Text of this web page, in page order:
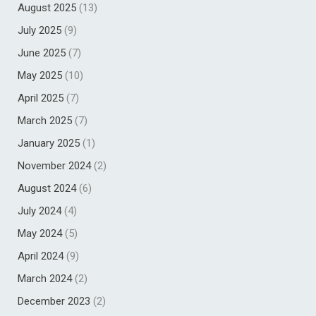
August 2025 (13)
July 2025 (9)
June 2025 (7)
May 2025 (10)
April 2025 (7)
March 2025 (7)
January 2025 (1)
November 2024(2)
August 2024(6)
July 2024(4)
May 2024(5)
April 2024(9)
March 2024(2)
December 2023 (2)